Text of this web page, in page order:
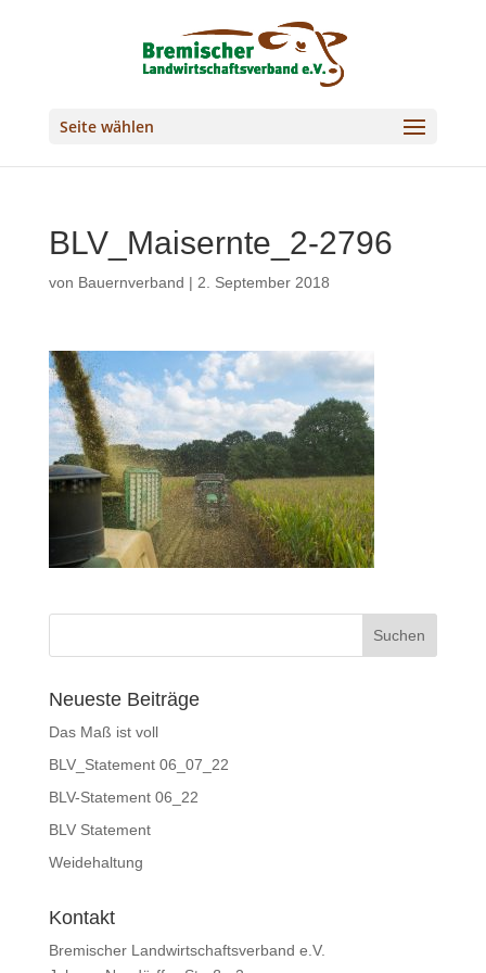
Seite wählen
BLV_Maisernte_2-2796
von Bauernverband | 2. September 2018
Neueste Beiträge
Das Maß ist voll
BLV_Statement 06_07_22
BLV-Statement 06_22
BLV Statement
Weidehaltung
Kontakt
Bremischer Landwirtschaftsverband e.V.